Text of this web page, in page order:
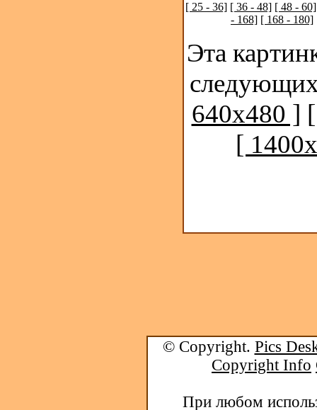
[ 25 - 36] [ 36 - 48] [ 48 - 60]
- 168] [ 168 - 180]
Эта
640x480 ]
[
© Copyright. Pics
Copyright Info
При любом